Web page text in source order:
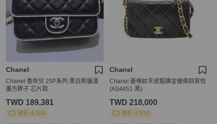
Chanel
Chanel 香奈兒 25P系列 黑白熊貓漫
畫方胖子 芯片款
TWD 189,381
現折 4,500
Chanel
Chanel 菱格紋羊皮粗鍊金邊條斜背包
(AS4451-黑)
TWD 218,000
現折 4,500